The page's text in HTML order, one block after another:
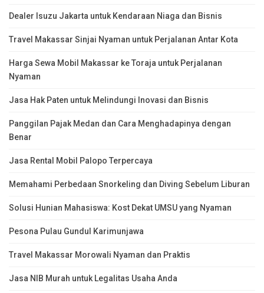
Dealer Isuzu Jakarta untuk Kendaraan Niaga dan Bisnis
Travel Makassar Sinjai Nyaman untuk Perjalanan Antar Kota
Harga Sewa Mobil Makassar ke Toraja untuk Perjalanan
Nyaman
Jasa Hak Paten untuk Melindungi Inovasi dan Bisnis
Panggilan Pajak Medan dan Cara Menghadapinya dengan
Benar
Jasa Rental Mobil Palopo Terpercaya
Memahami Perbedaan Snorkeling dan Diving Sebelum Liburan
Solusi Hunian Mahasiswa: Kost Dekat UMSU yang Nyaman
Pesona Pulau Gundul Karimunjawa
Travel Makassar Morowali Nyaman dan Praktis
Jasa NIB Murah untuk Legalitas Usaha Anda